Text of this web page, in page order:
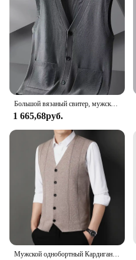
Большой вязаный свитер, мужской новый кардиган, осенне-зимний большой свободный толстый свитер.
1 665,68руб.
Мужской однобортный Кардиган, повседневный вязаный свитер, жилет большого размера, 2024